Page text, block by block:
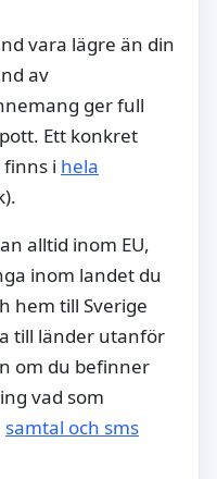
vara lägre än din
av
ger full
Ett konkret
i hela
alltid inom EU,
inom landet du
hem till Sverige
till länder utanför
om du befinner
vad som
samtal och sms